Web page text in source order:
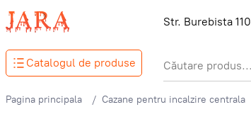
Str. Burebista 110
Catalogul de produse
Pagina principala Cazane pentru incalzire centrala